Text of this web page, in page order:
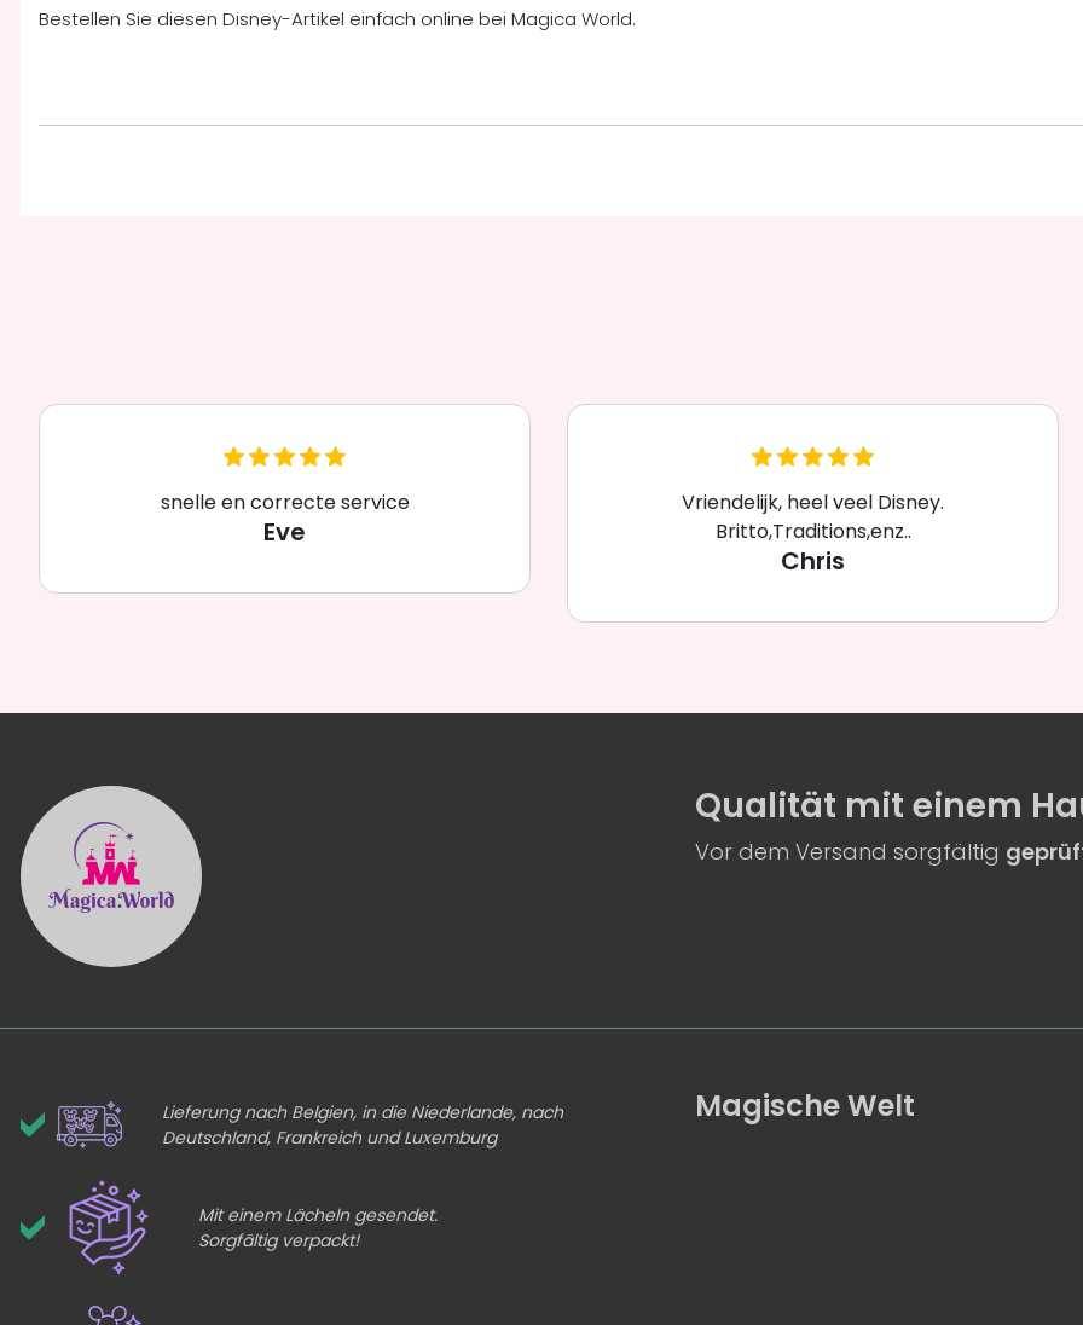
Bestellen Sie diesen Disney-Artikel einfach online bei Magica World.
snelle en correcte service
Eve
Vriendelijk, heel veel Disney.
Britto,Traditions,enz..
Chris
Qualität mit einem
Vor dem Versand sorgfältig
Lieferung nach Belgien, in die Niederlande, nach
Deutschland, Frankreich und Luxemburg
Mit einem Lächeln gesendet.
Sorgfältig verpackt!
Magische Welt